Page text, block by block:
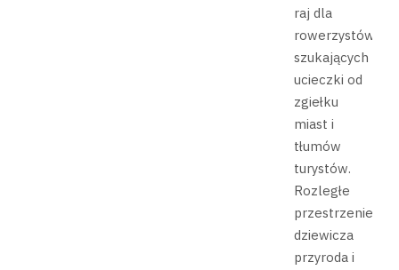
raj dla
rowerzystów
szukających
ucieczki od
zgiełku
miast i
tłumów
turystów.
Rozległe
przestrzenie,
dziewicza
przyroda i